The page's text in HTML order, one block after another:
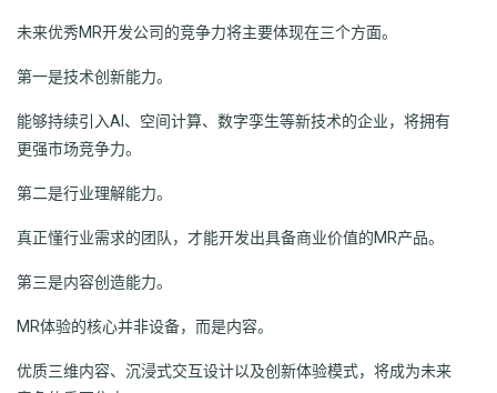
未来优秀MR开发公司的竞争力将主要体现在三个方面。
第一是技术创新能力。
能够持续引入AI、空间计算、数字孪生等新技术的企业，将拥有
更强市场竞争力。
第二是行业理解能力。
真正懂行业需求的团队，才能开发出具备商业价值的MR产品。
第三是内容创造能力。
MR体验的核心并非设备，而是内容。
优质三维内容、沉浸式交互设计以及创新体验模式，将成为未来